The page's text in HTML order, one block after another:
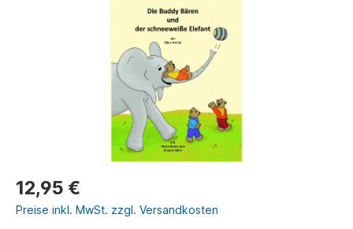
12,95 €
Preise inkl. MwSt. zzgl. Versandkosten